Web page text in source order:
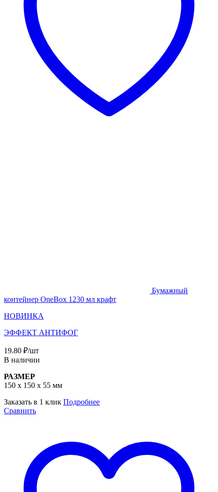
Бумажный
контейнер OneBox 1230 мл крафт
НОВИНКА
ЭФФЕКТ АНТИФОГ
19.80 ₽/шт
В наличии
РАЗМЕР
150 х 150 x 55 мм
Заказать в 1 клик Подробнее
Сравнить